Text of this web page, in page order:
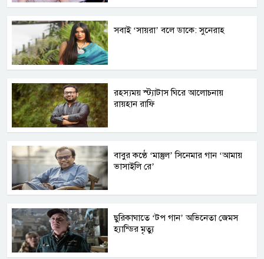
সবাই ‘সায়রা’ বলে ডাকে: সুনেরাহ
রহস্যময় স্ট্যাটাস ঘিরে আলোচনায়
রায়হান রাফি
বাবুর কণ্ঠে ‘মাস্তুল’ সিনেমার গান ‘আমায়
ভাসাইলি রে’
ছুরিকাঘাতে ‘টপ গান’ অভিনেতা জেমস
হ্যান্ডির মৃত্যু